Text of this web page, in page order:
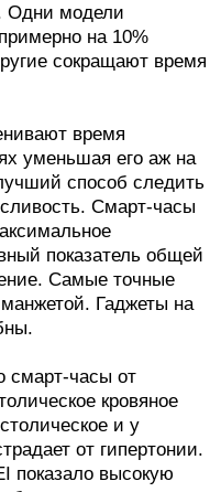
Одни модели
на 10%
сокращают время
время
уменьшая его аж на
способ следить
Смарт-часы
показатель общей
Самые точные
Гаджеты на
смарт-часы от
кровяное
и у
от гипертонии.
показало высокую